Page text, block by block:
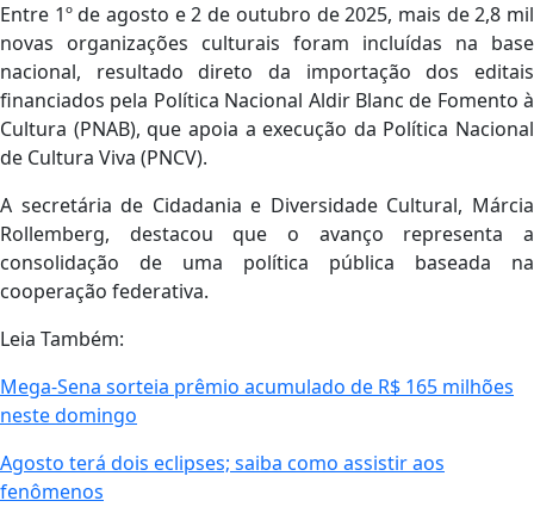
Entre 1º de agosto e 2 de outubro de 2025, mais de 2,8 mil
novas organizações culturais foram incluídas na base
nacional, resultado direto da importação dos editais
financiados pela Política Nacional Aldir Blanc de Fomento à
Cultura (PNAB), que apoia a execução da Política Nacional
de Cultura Viva (PNCV).
A secretária de Cidadania e Diversidade Cultural, Márcia
Rollemberg, destacou que o avanço representa a
consolidação de uma política pública baseada na
cooperação federativa.
Leia Também:
Mega-Sena sorteia prêmio acumulado de R$ 165 milhões
neste domingo
Agosto terá dois eclipses; saiba como assistir aos
fenômenos